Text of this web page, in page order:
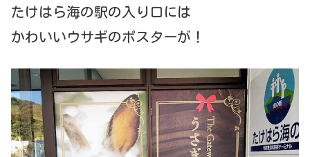
たけはら海の駅の入り口には
かわいいウサギのポスターが！